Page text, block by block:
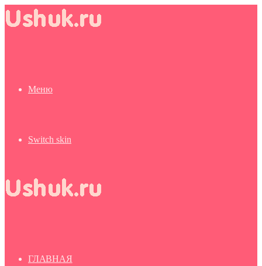
Меню
Switch skin
ГЛАВНАЯ